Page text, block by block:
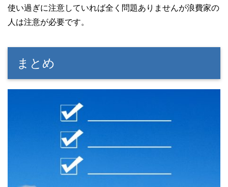
使い過ぎに注意していれば全く問題ありませんが浪費家の
人は注意が必要です。
まとめ